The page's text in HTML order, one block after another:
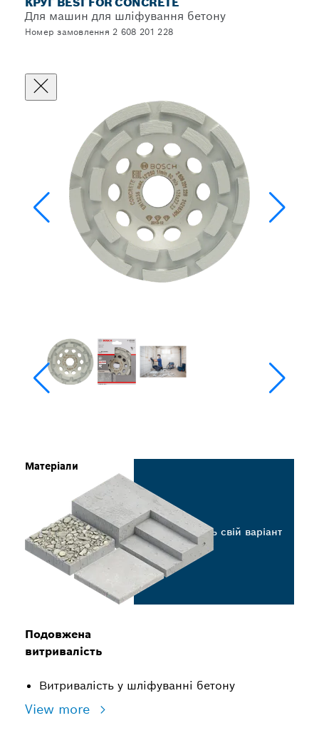
Для машин для шліфування бетону
Номер замовлення 2 608 201 228
Подовжена
витривалість
Витривалість у шліфуванні бетону
View more
Матеріали
Виберіть свій варіант